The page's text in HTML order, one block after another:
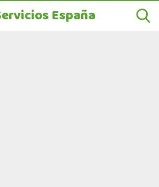
España